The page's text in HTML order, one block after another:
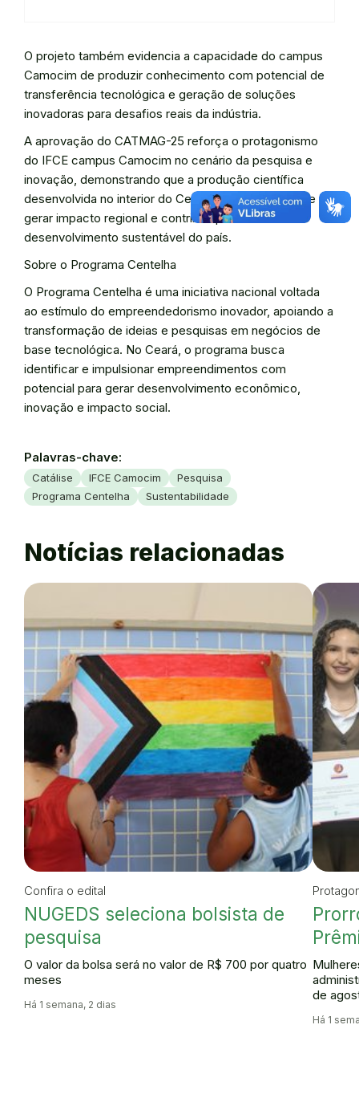
O projeto também evidencia a capacidade do campus
Camocim de produzir conhecimento com potencial de
transferência tecnológica e geração de soluções
inovadoras para desafios reais da indústria.
A aprovação do CATMAG-25 reforça o protagonismo
do IFCE campus Camocim no cenário da pesquisa e
inovação, demonstrando que a produção científica
desenvolvida no interior do Ceará possui capacidade de
gerar impacto regional e contribuir para o
desenvolvimento sustentável do país.
Sobre o Programa Centelha
O Programa Centelha é uma iniciativa nacional voltada
ao estímulo do empreendedorismo inovador, apoiando a
transformação de ideias e pesquisas em negócios de
base tecnológica. No Ceará, o programa busca
identificar e impulsionar empreendimentos com
potencial para gerar desenvolvimento econômico,
inovação e impacto social.
Palavras-chave:
Catálise IFCE Camocim
Pesquisa
Programa Centelha
Sustentabilidade
Notícias relacionadas
Confira o edital
NUGEDS seleciona bolsista de
pesquisa
O valor da bolsa será no valor de R$ 700 por quatro
meses
Há 1 semana, 2 dias
de
Há 1